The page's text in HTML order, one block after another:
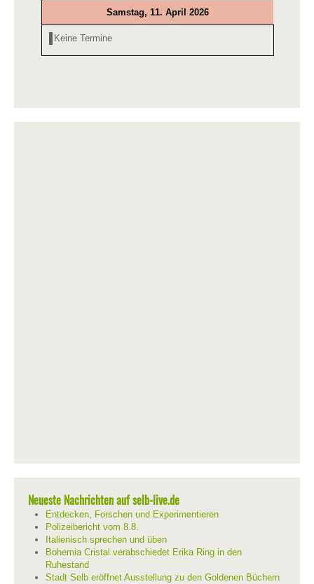
Samstag, 11. April 2026
Keine Termine
Neueste Nachrichten auf selb-live.de
Entdecken, Forschen und Experimentieren
Polizeibericht vom 8.8.
Italienisch sprechen und üben
Bohemia Cristal verabschiedet Erika Ring in den
Ruhestand
Stadt Selb eröffnet Ausstellung zu den Goldenen Büchern